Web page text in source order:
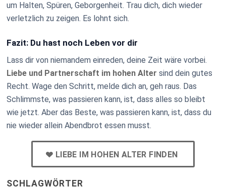
um Halten, Spüren, Geborgenheit. Trau dich, dich wieder
verletzlich zu zeigen. Es lohnt sich.
Fazit: Du hast noch Leben vor dir
Lass dir von niemandem einreden, deine Zeit wäre vorbei.
Liebe und Partnerschaft im hohen Alter sind dein gutes
Recht. Wage den Schritt, melde dich an, geh raus. Das
Schlimmste, was passieren kann, ist, dass alles so bleibt
wie jetzt. Aber das Beste, was passieren kann, ist, dass du
nie wieder allein Abendbrot essen musst.
LIEBE IM HOHEN ALTER FINDEN
SCHLAGWÖRTER